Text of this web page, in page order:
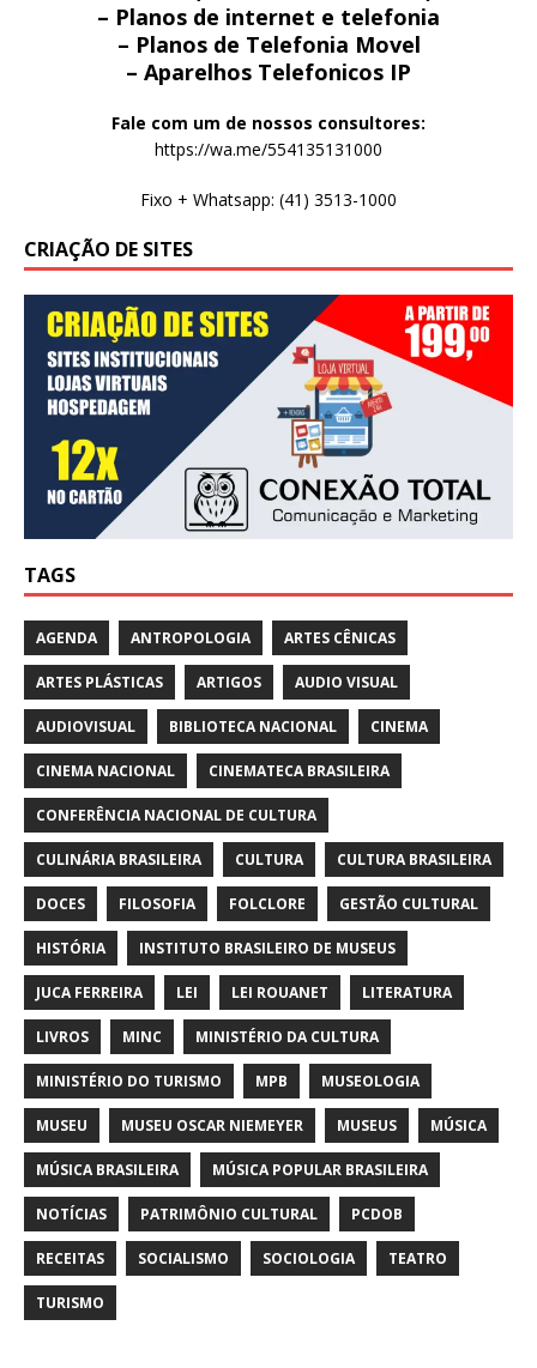
– Planos de internet e telefonia
– Planos de Telefonia Movel
– Aparelhos Telefonicos IP
Fale com um de nossos consultores:
https://wa.me/554135131000
Fixo + Whatsapp: (41) 3513-1000
CRIAÇÃO DE SITES
TAGS
AGENDA ANTROPOLOGIA ARTES CÊNICAS
ARTES PLÁSTICAS ARTIGOS AUDIO VISUAL
AUDIOVISUAL BIBLIOTECA NACIONAL CINEMA
CINEMA NACIONAL CINEMATECA BRASILEIRA
CONFERÊNCIA NACIONAL DE CULTURA
CULINÁRIA BRASILEIRA CULTURA CULTURA BRASILEIRA
DOCES FILOSOFIA FOLCLORE GESTÃO CULTURAL
HISTÓRIA INSTITUTO BRASILEIRO DE MUSEUS
JUCA FERREIRA LEI LEI ROUANET LITERATURA
LIVROS MINC MINISTÉRIO DA CULTURA
MINISTÉRIO DO TURISMO MPB MUSEOLOGIA
MUSEU MUSEU OSCAR NIEMEYER MUSEUS MÚSICA
MÚSICA BRASILEIRA MÚSICA POPULAR BRASILEIRA
NOTÍCIAS PATRIMÔNIO CULTURAL PCDOB
RECEITAS SOCIALISMO SOCIOLOGIA TEATRO
TURISMO